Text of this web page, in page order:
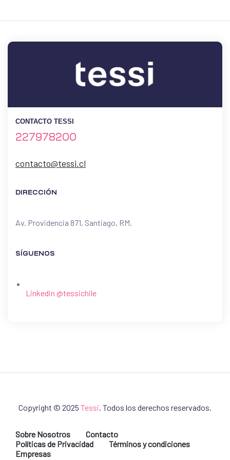
CONTACTO TESSI
227978200
contacto@tessi.cl
DIRECCIÓN
Av. Providencia 871, Santiago, RM.
SÍGUENOS
Linkedin @tessichile
Copyright © 2025 Tessi. Todos los derechos reservados.
Sobre Nosotros
Contacto
Políticas de Privacidad
Términos y condiciones
Empresas